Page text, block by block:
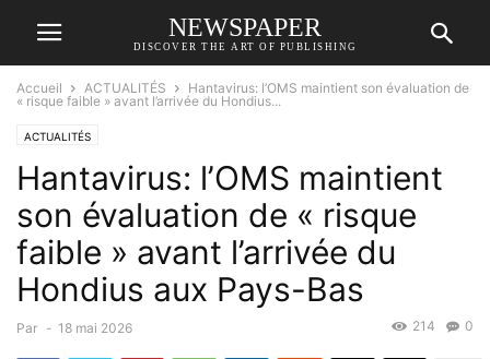
NEWSPAPER
DISCOVER THE ART OF PUBLISHING
Accueil ACTUALITÉS
Hantavirus: l’OMS maintient son évaluation de
« risque faible » avant l’arrivée du Hondius...
ACTUALITÉS
Hantavirus: l’OMS maintient
son évaluation de « risque
faible » avant l’arrivée du
Hondius aux Pays-Bas
Par - 18 mai 2026 0
214